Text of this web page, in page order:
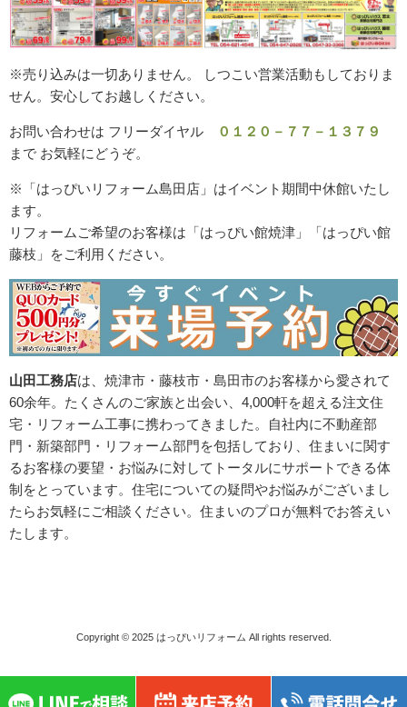
※売り込みは一切ありません。 しつこい営業活動もしておりま
せん。安心してお越しください。
お問い合わせは フリーダイヤル
０１２０－７７－１３７９
まで お気軽にどうぞ。
※「はっぴいリフォーム島田店」はイベント期間中休館いたし
ます。
リフォームご希望のお客様は「はっぴい館焼津」「はっぴい館
藤枝」をご利用ください。
山田工務店は、焼津市・藤枝市・島田市のお客様から愛されて
60余年。たくさんのご家族と出会い、4,000軒を超える注文住
宅・リフォーム工事に携わってきました。自社内に不動産部
門・新築部門・リフォーム部門を包括しており、住まいに関す
るお客様の要望・お悩みに対してトータルにサポートできる体
制をとっています。住宅についての疑問やお悩みがございまし
たらお気軽にご相談ください。住まいのプロが無料でお答えい
たします。
Copyright © 2025 はっぴいリフォーム All rights reserved.